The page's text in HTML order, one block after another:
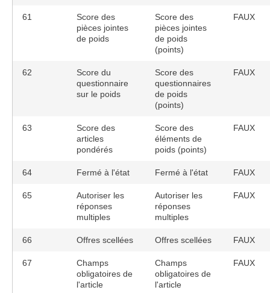
61
Score des
pièces jointes
de poids
Score des
pièces jointes
de poids
(points)
FAUX
62
Score du
questionnaire
sur le poids
Score des
questionnaires
de poids
(points)
FAUX
63
Score des
articles
pondérés
Score des
éléments de
poids (points)
FAUX
64 Fermé à l'état Fermé à l'état FAUX
65
Autoriser les
réponses
multiples
Autoriser les
réponses
multiples
FAUX
66 Offres scellées Offres scellées FAUX
67
Champs
obligatoires de
l'article
Champs
obligatoires de
l'article
FAUX